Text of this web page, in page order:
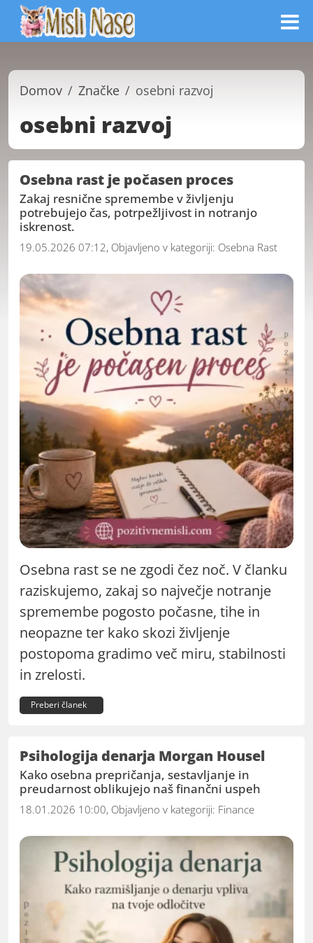
Domov Značke osebni razvoj
osebni razvoj
Osebna rast je počasen proces
Zakaj resnične spremembe v življenju
potrebujejo čas, potrpežljivost in notranjo
iskrenost.
19.05.2026 07:12, Objavljeno v kategoriji: Osebna Rast
Osebna rast se ne zgodi čez noč. V članku
raziskujemo, zakaj so največje notranje
spremembe pogosto počasne, tihe in
neopazne ter kako skozi življenje
postopoma gradimo več miru, stabilnosti
in zrelosti.
Preberi članek
Psihologija denarja Morgan Housel
Kako osebna prepričanja, sestavljanje in
preudarnost oblikujejo naš finančni uspeh
18.01.2026 10:00, Objavljeno v kategoriji: Finance